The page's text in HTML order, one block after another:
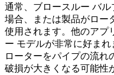
通常、ブロースルー バ
場合、または製品がロー
使用されます。他のアプ
ー モデルが非常に好まれ
ローターをパイプの流れ
破損が大きくなる可能性